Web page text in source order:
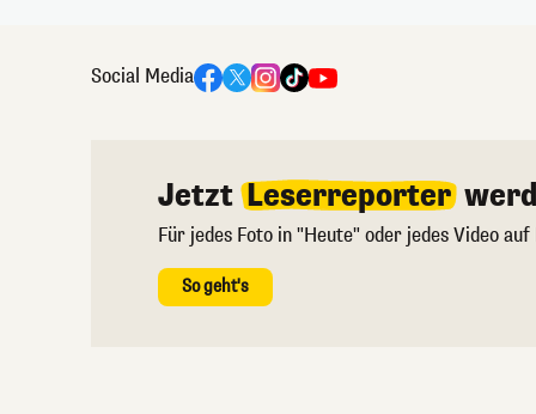
Social Media
Jetzt Leserreporter
Für jedes Foto in "Heute" oder jedes Video
So geht's